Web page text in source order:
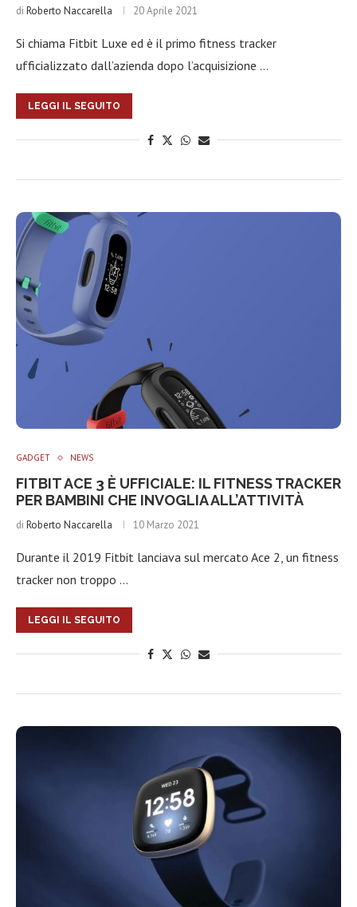
di Roberto Naccarella 20 Aprile 2021
Si chiama Fitbit Luxe ed è il primo fitness tracker
ufficializzato dall’azienda dopo l’acquisizione …
LEGGI IL SEGUITO
GADGET NEWS
FITBIT ACE 3 È UFFICIALE: IL FITNESS TRACKER
PER BAMBINI CHE INVOGLIA ALL’ATTIVITÀ
di Roberto Naccarella 10 Marzo 2021
Durante il 2019 Fitbit lanciava sul mercato Ace 2, un fitness
tracker non troppo …
LEGGI IL SEGUITO